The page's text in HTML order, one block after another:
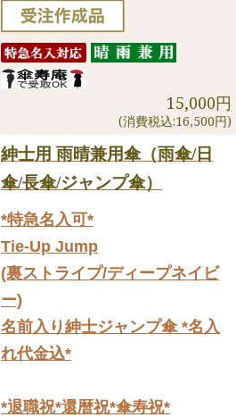
15,000円
(消費税込:16,500円)
紳士用 雨晴兼用傘（雨傘/日
傘/長傘/ジャンプ傘）
*特急名入可*
Tie-Up Jump
(裏ストライプ/ディープネイビ
ー)
名前入り紳士ジャンプ傘 *名入
れ代金込*
*退職祝*還暦祝*傘寿祝*